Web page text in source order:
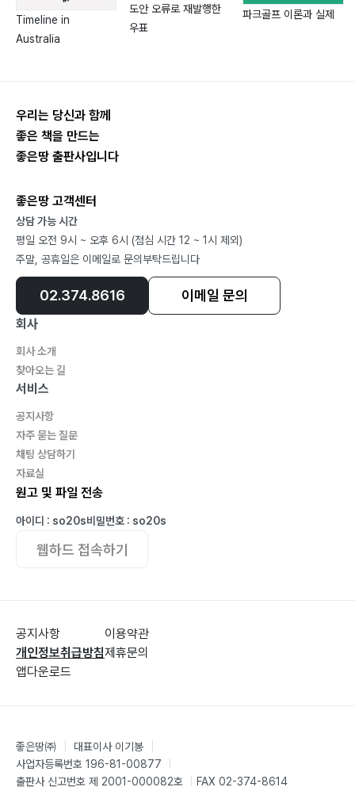
허리 바지 실루엣으로 사계절 아이템으로 좋다.
특하다.
데님이 아닌 다른 원단으로 제작하여도 좋은 아이템.
여유가 매우 많은, 아주 큰 실루엣의 와이드 팬츠.
큰 실루엣의 와이드 팬츠 제작 시에 참고 하면 좋은 아이
템.
반바지
남성복 기본 반바지 MP21U009 P.168
남성복 기본 반바지. 필요할 경우 디테일을 더해 응용할
수 있다.
남성복 투턱 반바지 MP21U_U002 P.188
남성복 투턱 반바지. 투턱과 함께 여유가 많은, 통이 꽤 있
는 반바지.
허리 양쪽에 사이드 어드저스트가 있다.
Timeline in
Australia
도안 오류로 재발행한
우표
파크골프 이론과 실제
우리는 당신과 함께
좋은 책을 만드는
좋은땅 출판사입니다
좋은땅 고객센터
상담 가능 시간
평일 오전 9시 ~ 오후 6시 (점심 시간 12 ~ 1시 제외)
주말, 공휴일은 이메일로 문의부탁드립니다
02.374.8616 이메일 문의
회사
회사 소개
찾아오는 길
서비스
공지사항
자주 묻는 질문
채팅 상담하기
자료실
원고 및 파일 전송
아이디 : so20s비밀번호 : so20s
웹하드 접속하기
공지사항
개인정보취급방침
앱다운로드
이용약관
제휴문의
좋은땅㈜ 대표이사 이기봉
사업자등록번호 196-81-00877
출판사 신고번호 제 2001-000082호
FAX 02-374-8614